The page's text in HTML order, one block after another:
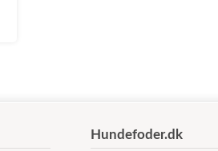
Hundefoder.dk